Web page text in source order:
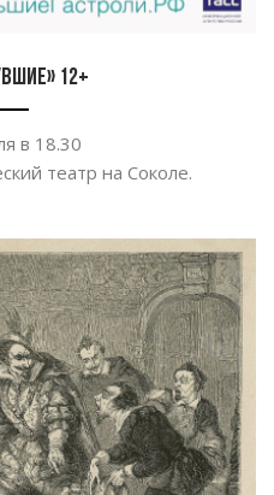
12+
в 18.30
театр на Соколе.